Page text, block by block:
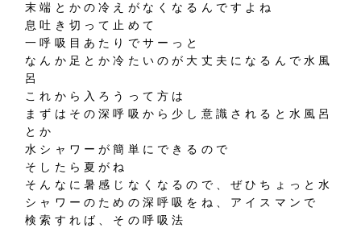
末端とかの冷えがなくなるんですよね
息吐き切って止めて
一呼吸目あたりでサーっと
なんか足とか冷たいのが大丈夫になるんで水風
呂
これから入ろうって方は
まずはその深呼吸から少し意識されると水風呂
とか
水シャワーが簡単にできるので
そしたら夏がね
そんなに暑感じなくなるので、ぜひちょっと水
シャワーのための深呼吸をね、アイスマンで
検索すれば、その呼吸法